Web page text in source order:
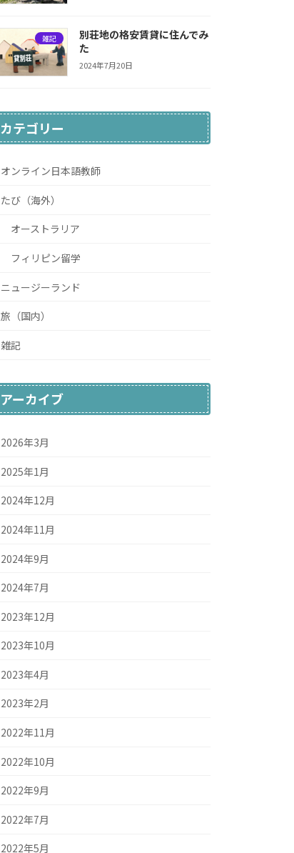
雑記
別荘地の格安賃貸に住んでみ
た
2024年7月20日
カテゴリー
オンライン日本語教師
たび（海外）
オーストラリア
フィリピン留学
ニュージーランド
旅（国内）
雑記
アーカイブ
2026年3月
2025年1月
2024年12月
2024年11月
2024年9月
2024年7月
2023年12月
2023年10月
2023年4月
2023年2月
2022年11月
2022年10月
2022年9月
2022年7月
2022年5月